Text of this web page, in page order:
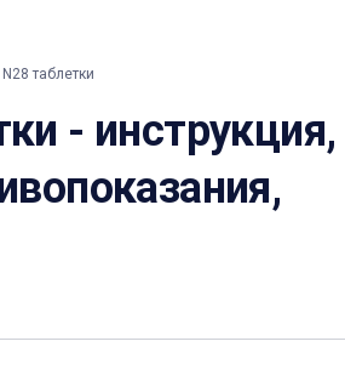
таблетки
- инструкция,